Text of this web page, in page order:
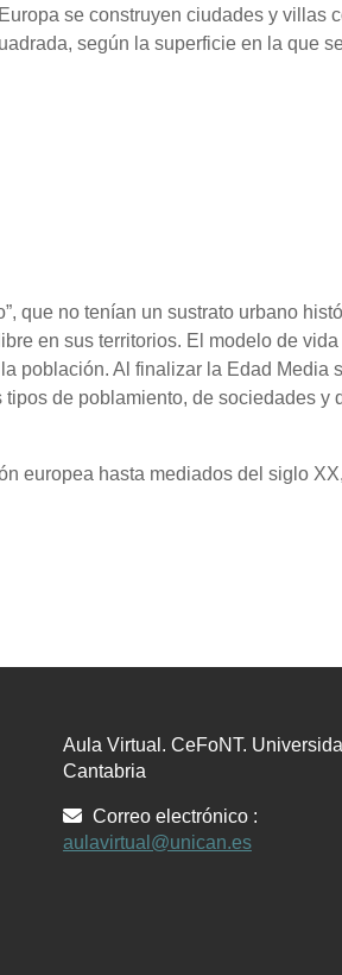
se construyen ciudades y villas
según la superficie en la que
que no tenían un sustrato urbano
en sus territorios. El modelo de vida
población. Al finalizar la Edad Media
de poblamiento, de sociedades y
europea hasta mediados del siglo XX,
Aula Virtual. CeFoNT.
Cantabria
Correo electrónico :
aulavirtual@unican.es